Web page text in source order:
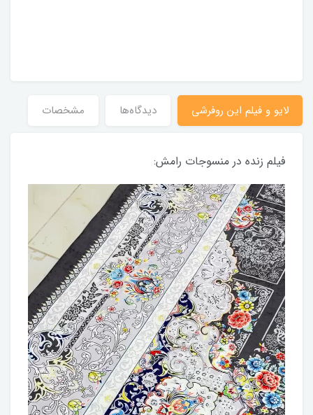
لایو و فیلم این روفرشی دیدگاه‌ها مشخصات
فیلم زنده در منسوجات رامش: